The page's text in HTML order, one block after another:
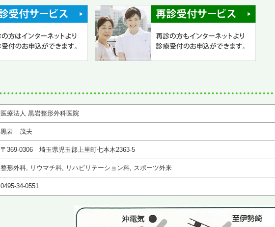
医療法人 黒岩整形外科医院
黒岩 茂夫
〒369-0306 埼玉県児玉郡上里町七本木2363-5
整形外科, リウマチ科, リハビリテーション科, スポーツ外来
0495-34-0551